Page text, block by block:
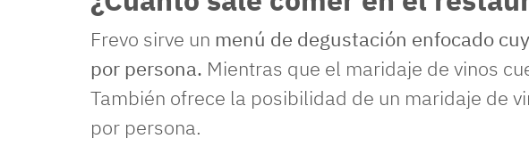
Frevo sirve un menú de degustación enfocado
por persona. Mientras que el maridaje de vinos
También ofrece la posibilidad de un maridaje de
por persona.